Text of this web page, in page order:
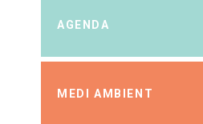
AGENDA
MEDI AMBIENT